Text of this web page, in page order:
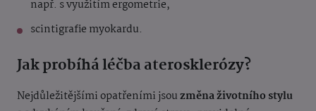
např. s využitím ergometrie,
scintigrafie myokardu.
Jak probíhá léčba aterosklerózy?
Nejdůležitějšími opatřeními jsouzměna životního stylu